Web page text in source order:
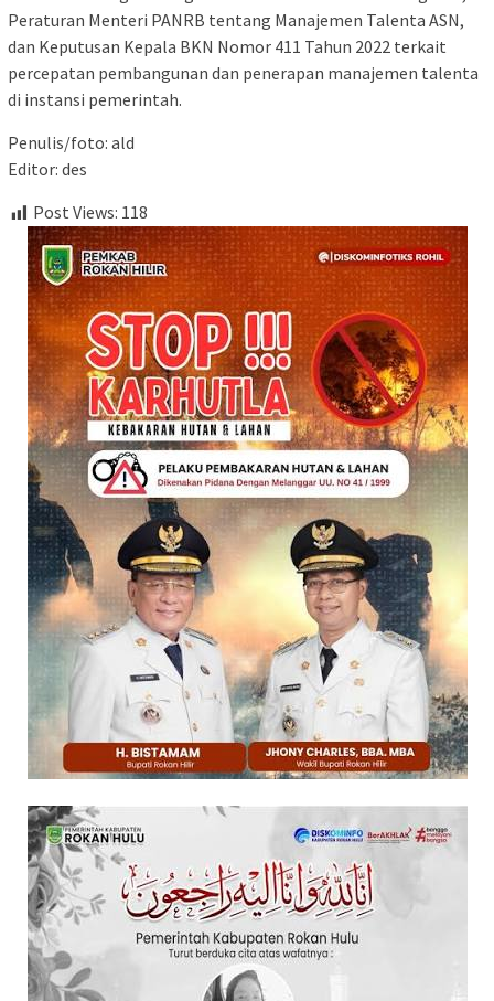
Peraturan Menteri PANRB tentang Manajemen Talenta ASN,
dan Keputusan Kepala BKN Nomor 411 Tahun 2022 terkait
percepatan pembangunan dan penerapan manajemen talenta
di instansi pemerintah.
Penulis/foto: ald
Editor: des
Post Views: 118